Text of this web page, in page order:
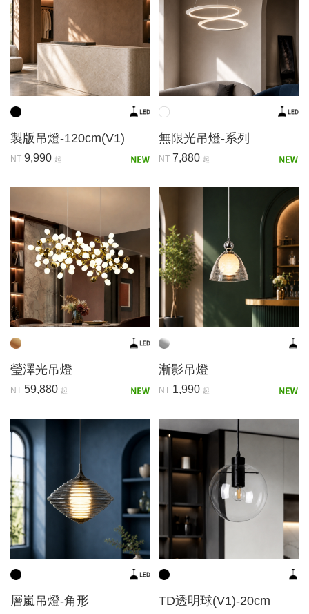
製版吊燈-120cm(V1)
NT 9,990 起
無限光吊燈-系列
NT 7,880 起
瑩澤光吊燈
NT 59,880 起
漸影吊燈
NT 1,990 起
層嵐吊燈-角形 TD透明球(V1)-20cm